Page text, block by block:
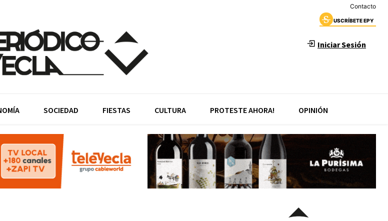
Contacto
USCRÍBETE EPY
Iniciar Sesión
SOCIEDAD FIESTAS CULTURA PROTESTE AHORA! OPINIÓN